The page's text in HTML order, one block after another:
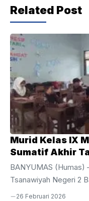
o
k
p
Related Post
Murid Kelas IX
Sumatif Akhir
BANYUMAS (Humas)
Tsanawiyah Negeri 2
perjuangan mereka
26 Februari 2026